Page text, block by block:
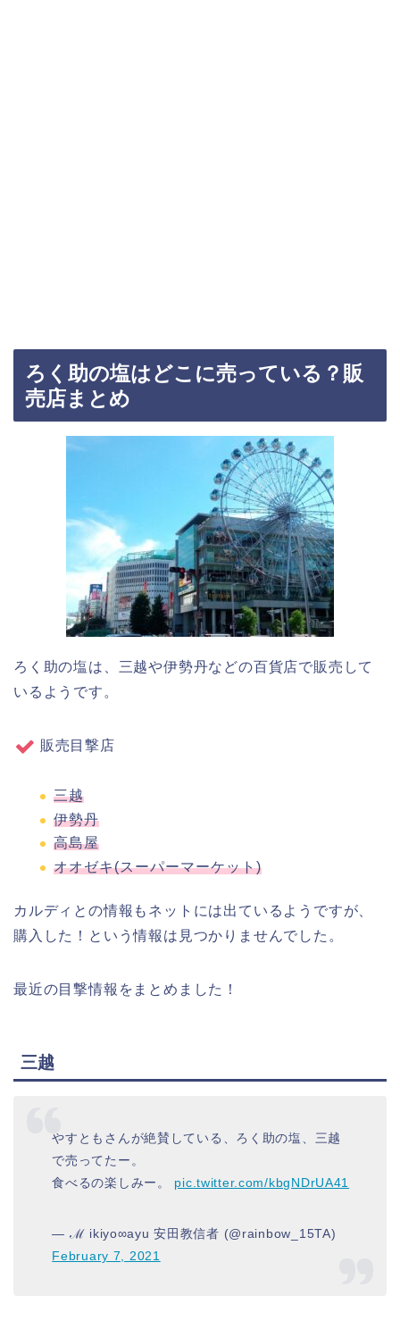
ろく助の塩はどこに売っている？販
売店まとめ
ろく助の塩は、三越や伊勢丹などの百貨店で販売して
いるようです。
販売目撃店
三越
伊勢丹
高島屋
オオゼキ(スーパーマーケット)
カルディとの情報もネットには出ているようですが、
購入した！という情報は見つかりませんでした。
最近の目撃情報をまとめました！
三越
やすともさんが絶賛している、ろく助の塩、三越
で売ってたー。
食べるの楽しみー。 pic.twitter.com/kbgNDrUA41
— ℳ ikiyo∞ayu 安田教信者 (@rainbow_15TA)
February 7, 2021